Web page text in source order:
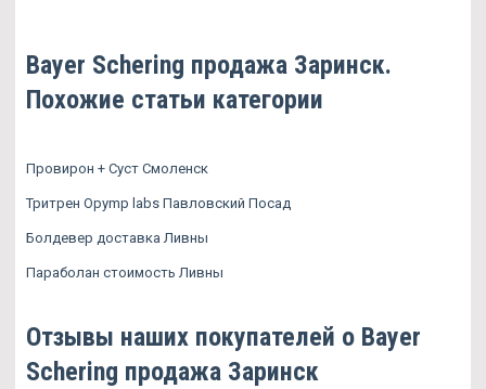
Bayer Schering продажа Заринск.
Похожие статьи категории
Провирон + Суст Смоленск
Тритрен Opymp labs Павловский Посад
Болдевер доставка Ливны
Параболан стоимость Ливны
Отзывы наших покупателей о Bayer
Schering продажа Заринск